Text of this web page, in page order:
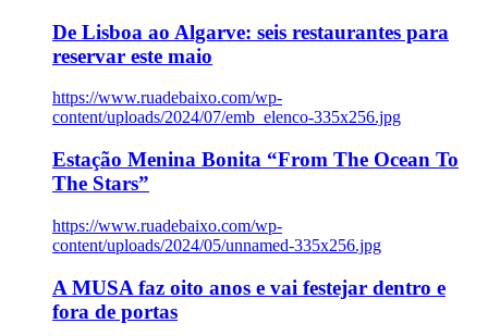
De Lisboa ao Algarve: seis restaurantes para
reservar este maio
https://www.ruadebaixo.com/wp-
content/uploads/2024/07/emb_elenco-335x256.jpg
Estação Menina Bonita “From The Ocean To
The Stars”
https://www.ruadebaixo.com/wp-
content/uploads/2024/05/unnamed-335x256.jpg
A MUSA faz oito anos e vai festejar dentro e
fora de portas